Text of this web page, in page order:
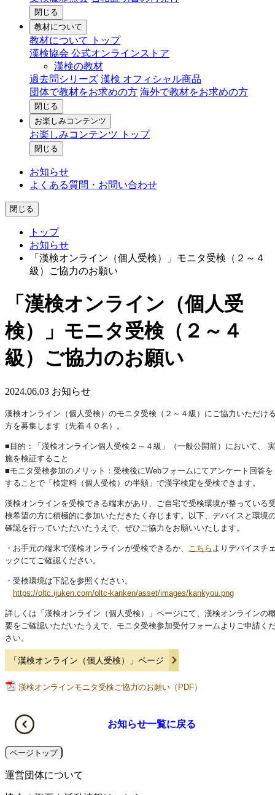
閉じる
教材について
教材について トップ
漢検協会 公式オンラインストア
漢検の教材
過去問シリーズ 漢検 オフィシャル商品
団体で教材をお求めの方 海外で教材をお求めの方
閉じる
お楽しみコンテンツ
お楽しみコンテンツ トップ
閉じる
お知らせ
よくある質問・お問い合わせ
閉じる
トップ
お知らせ
「漢検オンライン（個人受検）」モニタ受検（２～４
級）ご協力のお願い
「漢検オンライン（個人受
検）」モニタ受検（２～４
級）ご協力のお願い
2024.06.03 お知らせ
漢検オンライン（個人受検）のモニタ受検（２～４級）にご協力いただけ
方を募集します（先着４０名）。
■目的：「漢検オンライン個人受検２～４級」（一般公開前）において、 実
施を検証すること
■モニタ受検参加のメリット：受検後にWebフォームにてアンケート回答を
することで「検定料（個人受検）の半額」で漢字検定を受検できます。
漢検オンラインを受検できる端末があり、ご自宅で受検環境が整っている
検希望の方に積極的に参加いただきたく存じます。以下、デバイスと環境
確認を行っていただいたうえで、ぜひご協力をお願いいたします。
・お手元の端末で漢検オンラインが受検できるか、 こちら よりデバイスチ
ックにてご確認ください。
・受検環境は下記を参照ください。
https://oltc.ijuken.com/oltc-kanken/asset/images/kankyou.png
詳しくは「漢検オンライン（個人受検）」ページにて、漢検オンラインの
要をご確認いただいたうえで、モニタ受検参加受付フォームよりご申請く
さい。
「漢検オンライン（個人受検）」ページ
漢検オンラインモニタ受検ご協力のお願い（PDF）
お知らせ一覧に戻る
ページトップ
運営団体について